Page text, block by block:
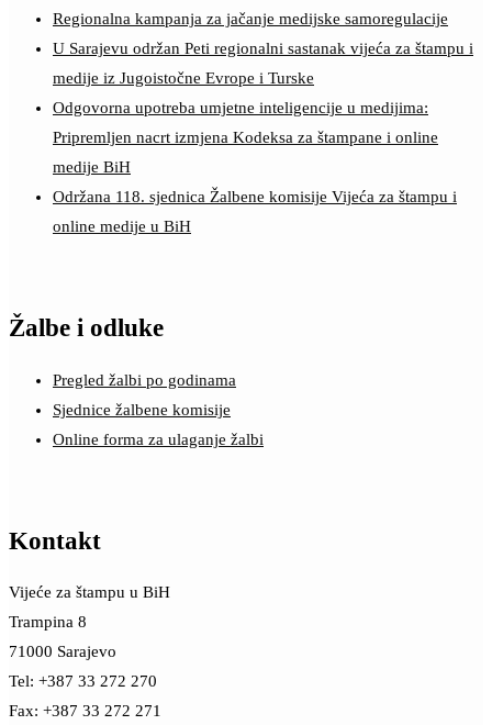
Regionalna kampanja za jačanje medijske samoregulacije
U Sarajevu održan Peti regionalni sastanak vijeća za štampu i
medije iz Jugoistočne Evrope i Turske
Odgovorna upotreba umjetne inteligencije u medijima:
Pripremljen nacrt izmjena Kodeksa za štampane i online
medije BiH
Održana 118. sjednica Žalbene komisije Vijeća za štampu i
online medije u BiH
Žalbe i odluke
Pregled žalbi po godinama
Sjednice žalbene komisije
Online forma za ulaganje žalbi
Kontakt
Vijeće za štampu u BiH
Trampina 8
71000 Sarajevo
Tel: +387 33 272 270
Fax: +387 33 272 271